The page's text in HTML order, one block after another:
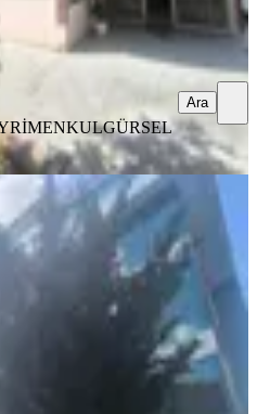
GÜRSEL
Ara
Mobilyalı Keyifli
Bahçe katı ·01.07.2026